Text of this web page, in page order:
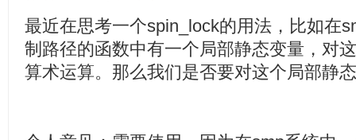
最近在思考一个spin_lock的用法，比如在
制路径的函数中有一个局部静态变量，对
算术运算。那么我们是否要对这个局部静